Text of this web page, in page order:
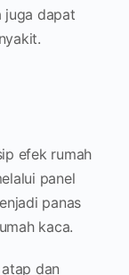
juga dapat
efek rumah
panel
panas
kaca.
dan